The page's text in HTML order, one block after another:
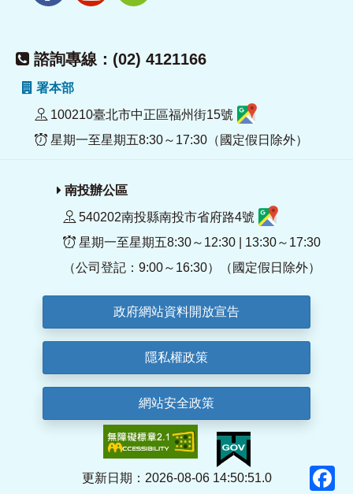
諮詢專線：(02) 4121166
署本部
100210臺北市中正區福州街15號
星期一至星期五8:30～17:30（國定假日除外）
南投辦公區
540202南投縣南投市省府路4號
星期一至星期五8:30～12:30 | 13:30～17:30
（公司登記：9:00～16:30）（國定假日除外）
政府網站資料開放宣告
隱私權政策
網站安全政策
更新日期：2026-08-06 14:50:51.0